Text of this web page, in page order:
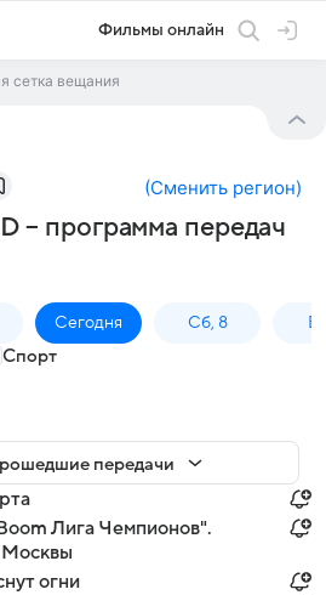
Фильмы онлайн
сетка вещания
(Сменить регион)
– программа передач
Сегодня Сб, 8
Спорт
передачи
Лига Чемпионов".
Москвы
огни